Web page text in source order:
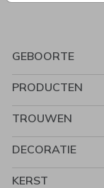
GEBOORTE
PRODUCTEN
TROUWEN
DECORATIE
KERST